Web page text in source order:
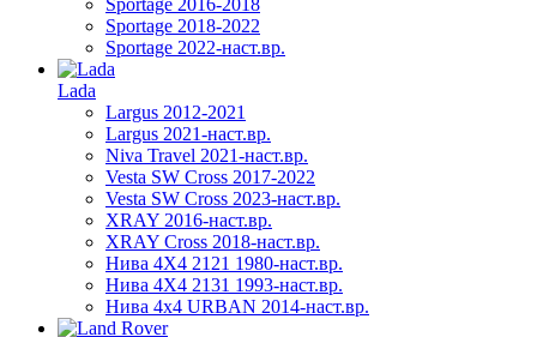
Sportage 2018-2022
Sportage 2022-наст.вр.
Lada
Largus 2012-2021
Largus 2021-наст.вр.
Niva Travel 2021-наст.вр.
Vesta SW Cross 2017-2022
Vesta SW Cross 2023-наст.вр.
XRAY 2016-наст.вр.
XRAY Cross 2018-наст.вр.
Нива 4X4 2121 1980-наст.вр.
Нива 4X4 2131 1993-наст.вр.
Нива 4х4 URBAN 2014-наст.вр.